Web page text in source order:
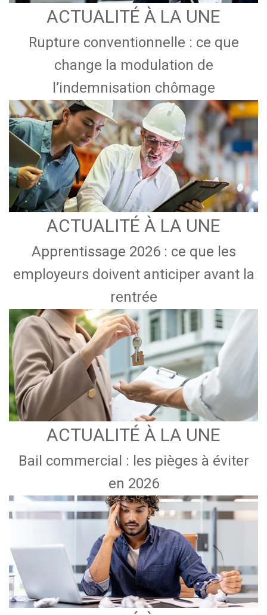
ACTUALITÉ À LA UNE
Rupture conventionnelle : ce que
change la modulation de
l’indemnisation chômage
ACTUALITÉ À LA UNE
Apprentissage 2026 : ce que les
employeurs doivent anticiper avant la
rentrée
ACTUALITÉ À LA UNE
Bail commercial : les pièges à éviter
en 2026